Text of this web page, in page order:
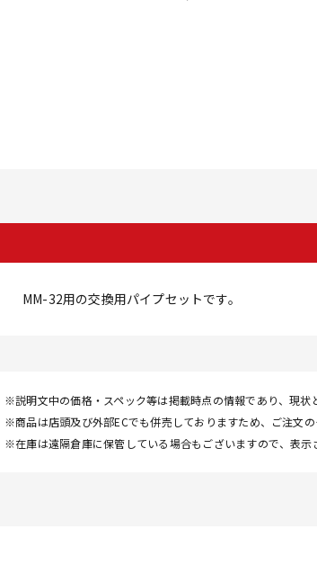
MM-32用の交換用パイプセットです。
※説明文中の価格・スペック等は掲載時点の情報であり、現状
※商品は店頭及び外部ECでも併売しておりますため、ご注文
※在庫は遠隔倉庫に保管している場合もございますので、表示